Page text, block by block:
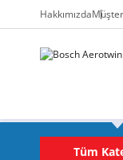
Hakkımızda
Tüm